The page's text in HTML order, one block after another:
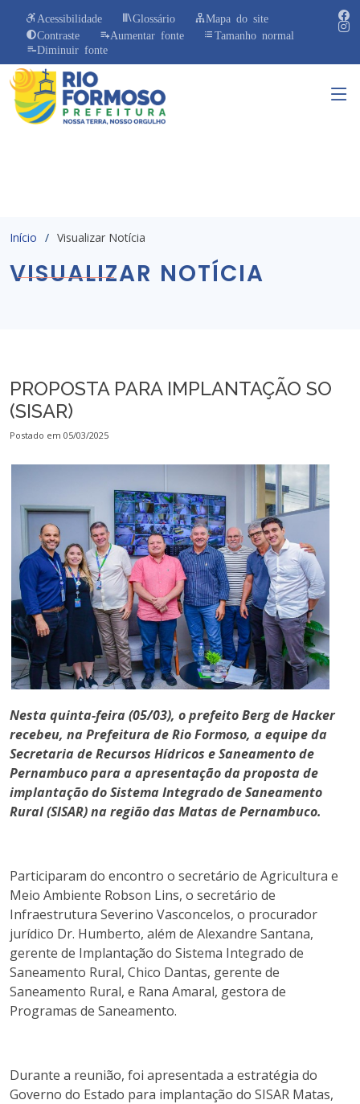
Acessibilidade Glossário
Mapa do site
Contraste
Aumentar fonte
Tamanho normal
Diminuir fonte
Início Visualizar Notícia
VISUALIZAR NOTÍCIA
PROPOSTA PARA IMPLANTAÇÃO SO
(SISAR)
Postado em 05/03/2025
Nesta quinta-feira (05/03), o prefeito Berg de Hacker
recebeu, na Prefeitura de Rio Formoso, a equipe da
Secretaria de Recursos Hídricos e Saneamento de
Pernambuco para a apresentação da proposta de
implantação do Sistema Integrado de Saneamento
Rural (SISAR) na região das Matas de Pernambuco.
Participaram do encontro o secretário de Agricultura e
Meio Ambiente Robson Lins, o secretário de
Infraestrutura Severino Vasconcelos, o procurador
jurídico Dr. Humberto, além de Alexandre Santana,
gerente de Implantação do Sistema Integrado de
Saneamento Rural, Chico Dantas, gerente de
Saneamento Rural, e Rana Amaral, gestora de
Programas de Saneamento.
Durante a reunião, foi apresentada a estratégia do
Governo do Estado para implantação do SISAR Matas,